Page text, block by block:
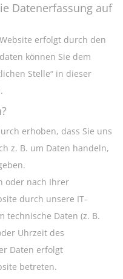
Datenerfassung auf
erfolgt durch den
können Sie dem
Stelle“ in dieser
erhoben, dass Sie uns
z. B. um Daten handeln,
oder nach Ihrer
durch unsere IT-
technische Daten (z. B.
Uhrzeit des
Daten erfolgt
betreten.